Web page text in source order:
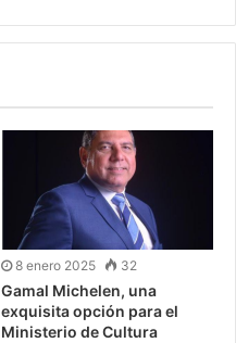
8 enero 2025 32
Gamal Michelen, una
exquisita opción para el
Ministerio de Cultura